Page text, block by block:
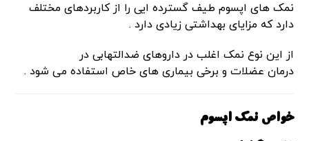
نمک های اپسوم طیف گسترده ایی را از کاربردهای مختلف
دارد که مزایای بهداشتی زیادی دارد .
از این نوع نمک اغلب در داروهای ضدالتهابی در
درمان عضلات و برخی بیماری های خاص استفاده می شود .
خواص نمک اپسوم